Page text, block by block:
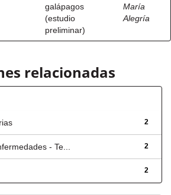
galápagos
(estudio
preliminar)
María
Alegría
relacionadas
2
2
- Te...
2